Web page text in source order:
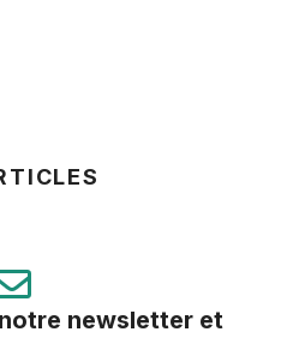
newsletter et